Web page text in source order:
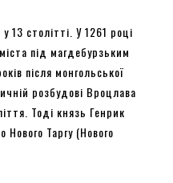
13 столітті. У 1261 році
під магдебурзьким
після монгольської
розбудові Вроцлава
Тоді князь Генрик
Нового Таргу (Нового